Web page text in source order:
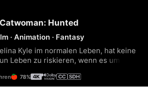
Catwoman: Hunted
·Animation · Fantasy
Kyle im normalen Leben, hat keine
Leben zu riskieren, wenn es um Beute
im Genick muss sie auf sanften
78%